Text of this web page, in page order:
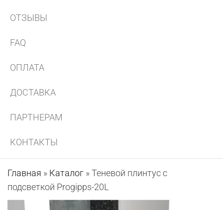
ОТЗЫВЫ
FAQ
ОПЛАТА
ДОСТАВКА
ПАРТНЕРАМ
КОНТАКТЫ
Главная » Каталог »Теневой плинтус с
подсветкой Progipps-20L